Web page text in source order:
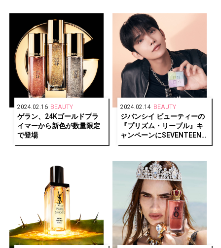
2024.02.16 BEAUTY
ゲラン、24Kゴールドプラ
イマーから新色が数量限定
で登場
2024.02.14 BEAUTY
ジバンシイ ビューティーの
『プリズム・リーブル』キ
ャンペーンにSEVENTEENの
JOSHUAが登場